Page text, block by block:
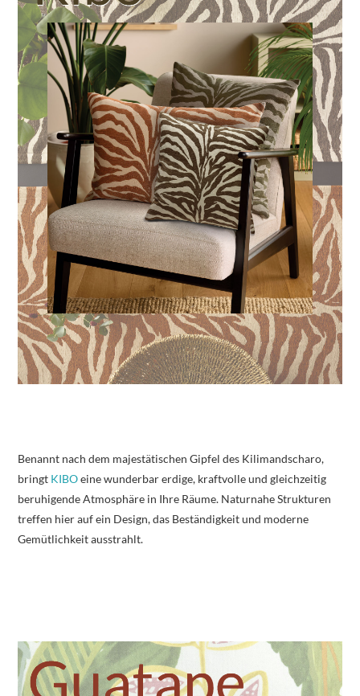
Benannt nach dem majestätischen Gipfel des Kilimandscharo,
bringt KIBOeine wunderbar erdige, kraftvolle und gleichzeitig
beruhigende Atmosphäre in Ihre Räume. Naturnahe Strukturen
treffen hier auf ein Design, das Beständigkeit und moderne
Gemütlichkeit ausstrahlt.